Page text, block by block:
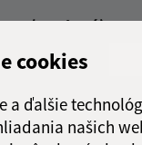
cookies
a ďalšie
našich
(povinné)